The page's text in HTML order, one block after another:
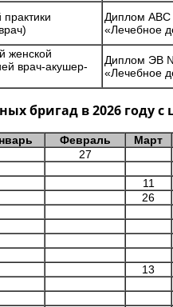
Диплом
«Лечебное
женской
врач-акушер-
Диплом ЭВ
«Лечебное
бригад в 2026 году
Февраль
Март
27
11
26
13